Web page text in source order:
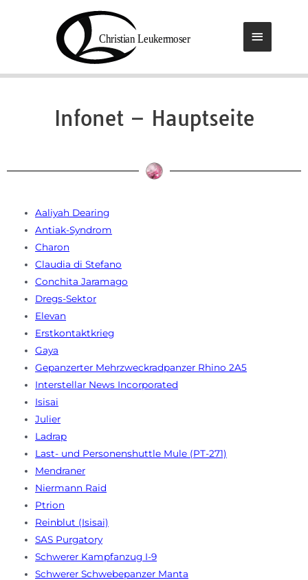
Infonet – Hauptseite
Aaliyah Dearing
Antiak-Syndrom
Charon
Claudia di Stefano
Conchita Jaramago
Dregs-Sektor
Elevan
Erstkontaktkrieg
Gaya
Gepanzerter Mehrzweckradpanzer Rhino 2A5
Interstellar News Incorporated
Isisai
Julier
Ladrap
Last- und Personenshuttle Mule (PT-271)
Mendraner
Niermann Raid
Ptrion
Reinblut (Isisai)
SAS Purgatory
Schwerer Kampfanzug I-9
Schwerer Schwebepanzer Manta